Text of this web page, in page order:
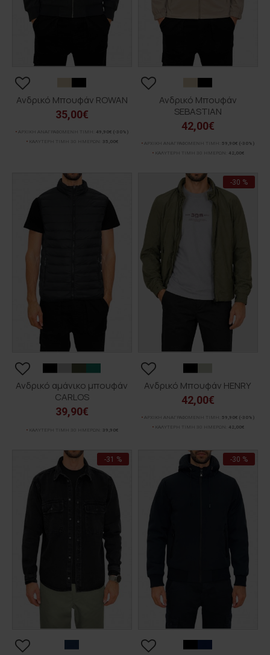
Ανδρικό Μπουφάν ROWAN
35,00€
ΑΡΧΙΚΗ ΑΝΑΓΡΑΦΟΜΕΝΗ ΤΙΜΗ: 49,90€ (-30%)
ΚΑΛΥΤΕΡΗ ΤΙΜΗ 30 ΗΜΕΡΩΝ:
35,00€
Ανδρικό Μπουφάν
SEBASTIAN
42,00€
ΑΡΧΙΚΗ ΑΝΑΓΡΑΦΟΜΕΝΗ ΤΙΜΗ: 59,90€ (-30%)
ΚΑΛΥΤΕΡΗ ΤΙΜΗ 30 ΗΜΕΡΩΝ:
42,00€
Ανδρικό αμάνικο μπουφάν
CARLOS
39,90€
ΚΑΛΥΤΕΡΗ ΤΙΜΗ 30 ΗΜΕΡΩΝ: 39,90€
-30 %
Ανδρικό Μπουφάν HENRY
42,00€
ΑΡΧΙΚΗ ΑΝΑΓΡΑΦΟΜΕΝΗ ΤΙΜΗ: 59,90€ (-30%)
ΚΑΛΥΤΕΡΗ ΤΙΜΗ 30 ΗΜΕΡΩΝ:
42,00€
-31 % -30 %